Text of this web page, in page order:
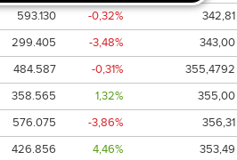
593.130 -0,32%
342,81
299.405 -3,48%
343,00
484.587 -0,31%
355,4792
358.565 1,32%
355,00
576.075 -3,86%
356,31
426.856 4,46%
353,49